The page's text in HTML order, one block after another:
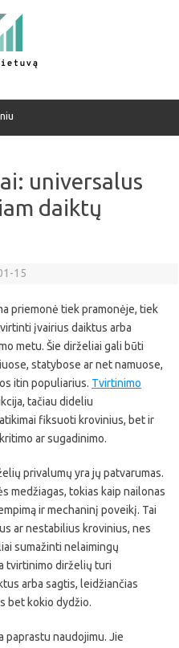
universalus
daiktų
15
priemonė tiek pramonėje, tiek
įvairius daiktus arba
metu. Šie dirželiai gali būti
statybose ar net namuose,
itin populiarius. Tvirtinimo
tačiau dideliu
fiksuoti krovinius, bet ir
ar sugadinimo.
privalumų yra jų patvarumas.
medžiagas, tokias kaip nailonas
ir mechaninį poveikį. Tai
ar nestabilius krovinius, nes
sumažinti nelaimingų
tvirtinimo dirželių turi
arba sagtis, leidžiančias
bet kokio dydžio.
paprastu naudojimu. Jie